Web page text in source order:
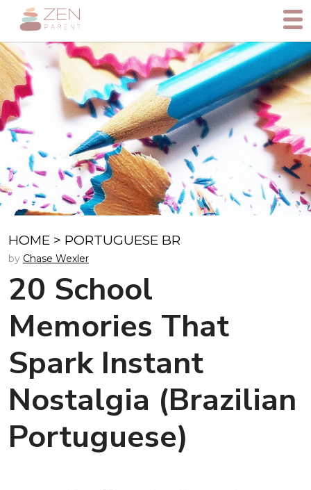
HOME > PORTUGUESE BR
by Chase Wexler
20 School
Memories That
Spark Instant
Nostalgia (Brazilian
Portuguese)